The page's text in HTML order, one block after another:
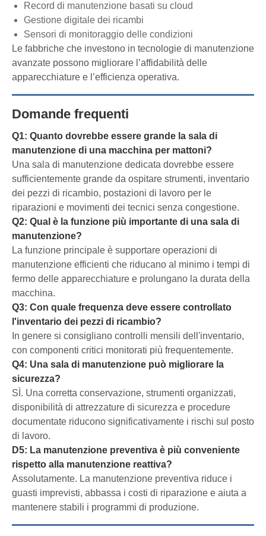
Record di manutenzione basati su cloud
Gestione digitale dei ricambi
Sensori di monitoraggio delle condizioni
Le fabbriche che investono in tecnologie di manutenzione
avanzate possono migliorare l’affidabilità delle
apparecchiature e l’efficienza operativa.
Domande frequenti
Q1: Quanto dovrebbe essere grande la sala di
manutenzione di una macchina per mattoni?
Una sala di manutenzione dedicata dovrebbe essere
sufficientemente grande da ospitare strumenti, inventario
dei pezzi di ricambio, postazioni di lavoro per le
riparazioni e movimenti dei tecnici senza congestione.
Q2: Qual è la funzione più importante di una sala di
manutenzione?
La funzione principale è supportare operazioni di
manutenzione efficienti che riducano al minimo i tempi di
fermo delle apparecchiature e prolungano la durata della
macchina.
Q3: Con quale frequenza deve essere controllato
l'inventario dei pezzi di ricambio?
In genere si consigliano controlli mensili dell'inventario,
con componenti critici monitorati più frequentemente.
Q4: Una sala di manutenzione può migliorare la
sicurezza?
SÌ. Una corretta conservazione, strumenti organizzati,
disponibilità di attrezzature di sicurezza e procedure
documentate riducono significativamente i rischi sul posto
di lavoro.
D5: La manutenzione preventiva è più conveniente
rispetto alla manutenzione reattiva?
Assolutamente. La manutenzione preventiva riduce i
guasti imprevisti, abbassa i costi di riparazione e aiuta a
mantenere stabili i programmi di produzione.